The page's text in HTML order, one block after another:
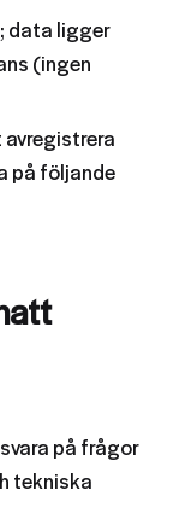
data ligger
(ingen
på följande
på frågor
tekniska